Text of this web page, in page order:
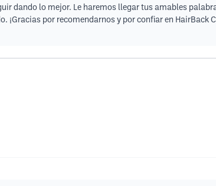
dando lo mejor. Le haremos llegar tus amables
¡Gracias por recomendarnos y por confiar en HairBack